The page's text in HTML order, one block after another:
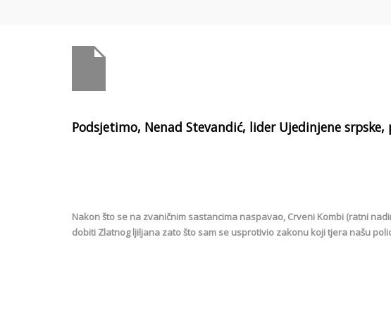
Podsjetimo, Nenad Stevandić, lider Ujedinjene
Nakon što se na zvaničnim sastancima naspavao, Crveni Kombi (ratni
dobiti Zlatnog ljiljana zato što sam se usprotivio zakonu koji tjera našu